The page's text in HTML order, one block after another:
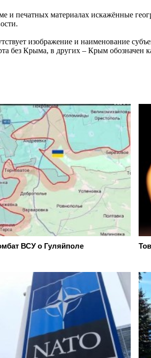
и печатных материалах искажённые
изображение и наименование
без Крыма, в других – Крым
ВСУ о Гуляйполе